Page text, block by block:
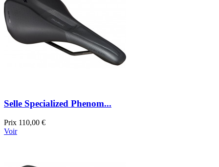
Selle Specialized Phenom...
Prix 110,00 €
Voir